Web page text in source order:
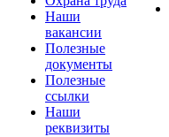
Наши
вакансии
Полезные
документы
Полезные
ссылки
Наши
реквизиты